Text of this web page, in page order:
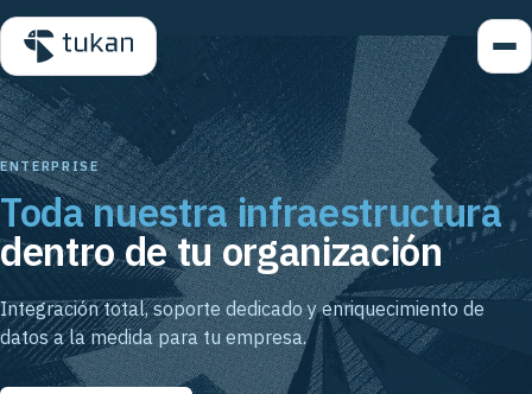
ENTERPRISE
Toda nuestra infraestructura
dentro de tu organización
Integración total, soporte dedicado y enriquecimiento de
datos a la medida para tu empresa.